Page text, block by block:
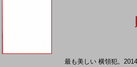
最も美しい 横領犯。